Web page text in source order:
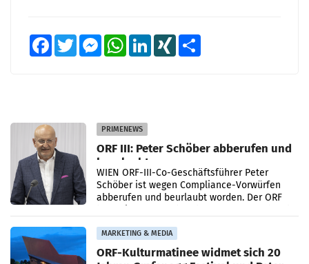
FacebookTwitter MessengerWhatsAppLinkedInXING
PRIMENEWS
ORF III: Peter Schöber abberufen und
beurlaubt
WIEN ORF-III-Co-Geschäftsführer Peter
Schöber ist wegen Compliance-Vorwürfen
abberufen und beurlaubt worden. Der ORF
MARKETING & MEDIA
ORF-Kulturmatinee widmet sich 20